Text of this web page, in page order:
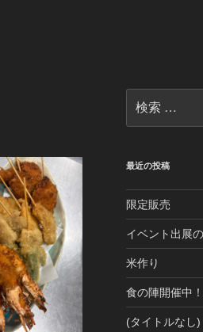
索:
最近の投稿
限定販売
イベント出展
米作り
食の陣開催中！
(タイトルなし)